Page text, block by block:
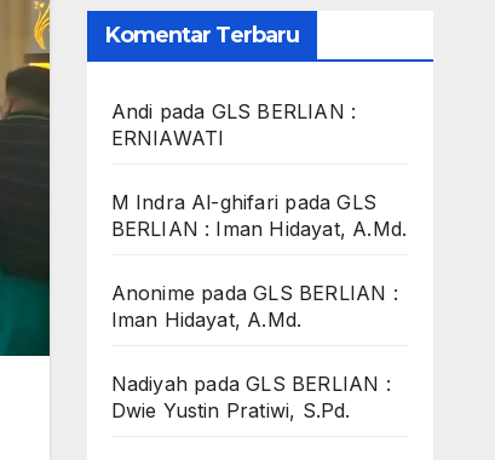
Komentar Terbaru
Andi pada GLS BERLIAN :
ERNIAWATI
M Indra Al-ghifari padaGLS
BERLIAN : Iman Hidayat, A.Md.
Anonime padaGLS BERLIAN :
Iman Hidayat, A.Md.
NadiyahpadaGLS BERLIAN :
Dwie Yustin Pratiwi, S.Pd.